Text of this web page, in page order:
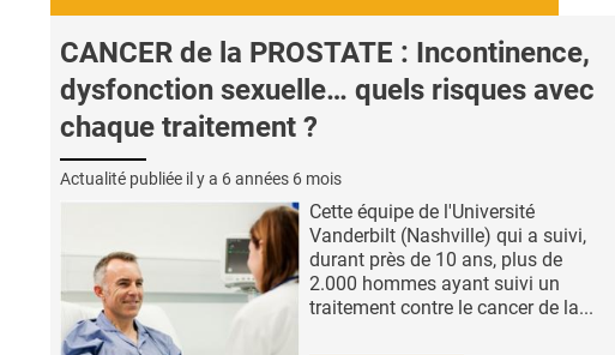
CANCER de la PROSTATE : Incontinence,
dysfonction sexuelle… quels risques avec
chaque traitement ?
Actualité publiée il y a 6 années 6 mois
Cette équipe de l'Université
Vanderbilt (Nashville) qui a suivi,
durant près de 10 ans, plus de
2.000 hommes ayant suivi un
traitement contre le cancer de la...